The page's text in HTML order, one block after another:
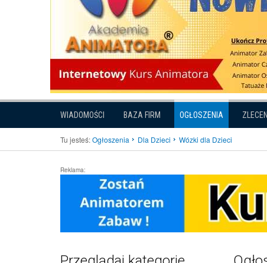
WIADOMOŚCI BAZA FIRM OGŁOSZENIA
Tu jesteś:Ogłoszenia Dla Dzieci Wózki dla Dzieci
Reklama: